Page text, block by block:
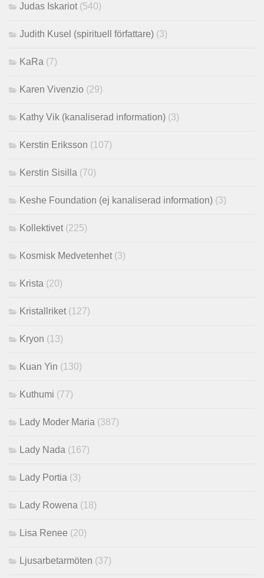
Judas Iskariot (540)
Judith Kusel (spirituell författare) (3)
KaRa (7)
Karen Vivenzio (29)
Kathy Vik (kanaliserad information) (3)
Kerstin Eriksson (107)
Kerstin Sisilla (70)
Keshe Foundation (ej kanaliserad information) (3)
Kollektivet (225)
Kosmisk Medvetenhet (3)
Krista (20)
Kristallriket (127)
Kryon (13)
Kuan Yin (130)
Kuthumi (77)
Lady Moder Maria (387)
Lady Nada (167)
Lady Portia (3)
Lady Rowena (18)
Lisa Renee (20)
Ljusarbetarmöten (37)